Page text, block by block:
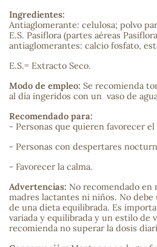
Ingredientes:
Antiaglomerante: celulosa; polvo
E.S. Pasiflora (partes aéreas
antiaglomerantes: calcio fosfato,
E.S.= Extracto Seco.
Modo de empleo: Se recomienda
al día ingeridos con un vaso de
Recomendado para:
- Personas que quieren favorecer
- Personas con despertares
- Favorecer la calma.
Advertencias: No recomendado en
madres lactantes ni niños. No
de una dieta equilibrada. Es
variada y equilibrada y un estilo de
recomienda no superar la dosis